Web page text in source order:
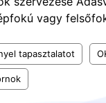
vagy
tapasztalatot